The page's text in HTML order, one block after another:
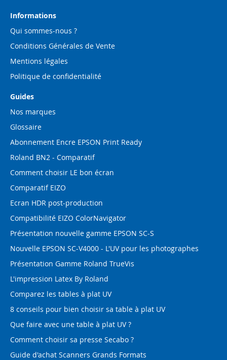
d’information
Informations
Qui sommes-nous ?
Conditions Générales de Vente
Mentions légales
Politique de confidentialité
Guides
Nos marques
Glossaire
Abonnement Encre EPSON Print Ready
Roland BN2 - Comparatif
Comment choisir LE bon écran
Comparatif EIZO
Ecran HDR post-production
Compatibilité EIZO ColorNavigator
Présentation nouvelle gamme EPSON SC-S
Nouvelle EPSON SC-V4000 - L'UV pour les photographes
Présentation Gamme Roland TrueVis
L'impression Latex By Roland
Comparez les tables à plat UV
8 conseils pour bien choisir sa table à plat UV
Que faire avec une table à plat UV ?
Comment choisir sa presse Secabo ?
Guide d'achat Scanners Grands Formats